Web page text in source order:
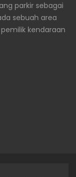
parkir sebagai
sebuah area
kendaraan